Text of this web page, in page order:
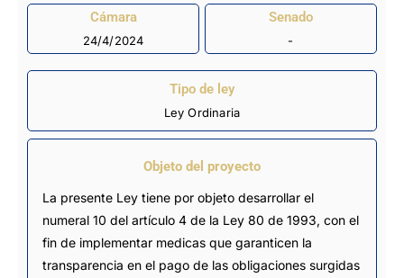
Cámara
24/4/2024
Senado
-
Tipo de ley
Ley Ordinaria
Objeto del proyecto
La presente Ley tiene por objeto desarrollar el
numeral 10 del artículo 4 de la Ley 80 de 1993, con el
fin de implementar medicas que garanticen la
transparencia en el pago de las obligaciones surgidas